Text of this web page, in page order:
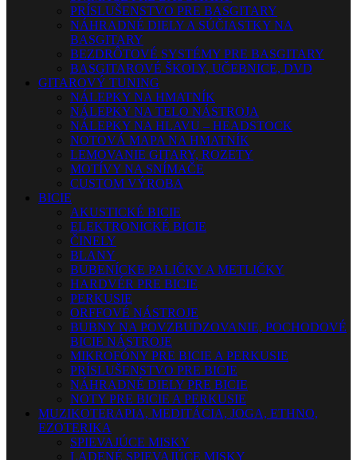
PRÍSLUŠENSTVO PRE BASGITARY
NÁHRADNÉ DIELY A SÚČIASTKY NA
BASGITARY
BEZDRÔTOVÉ SYSTÉMY PRE BASGITARY
BASGITAROVÉ ŠKOLY, UČEBNICE, DVD
GITAROVÝ TUNING
NÁLEPKY NA HMATNÍK
NÁLEPKY NA TELO NÁSTROJA
NÁLEPKY NA HLAVU – HEADSTOCK
NOTOVÁ MAPA NA HMATNÍK
LEMOVANIE GITARY, ROZETY
MOTÍVY NA SNÍMAČE
CUSTOM VÝROBA
BICIE
AKUSTICKÉ BICIE
ELEKTRONICKÉ BICIE
ČINELY
BLANY
BUBENÍCKE PALIČKY A METLIČKY
HARDVÉR PRE BICIE
PERKUSIE
ORFFOVÉ NÁSTROJE
BUBNY NA POVZBUDZOVANIE, POCHODOVÉ
BICIE NÁSTROJE
MIKROFÓNY PRE BICIE A PERKUSIE
PRÍSLUŠENSTVO PRE BICIE
NÁHRADNÉ DIELY PRE BICIE
NOTY PRE BICIE A PERKUSIE
MUZIKOTERAPIA, MEDITÁCIA, JOGA, ETHNO,
EZOTERIKA
SPIEVAJÚCE MISKY
LADENÉ SPIEVAJÚCE MISKY